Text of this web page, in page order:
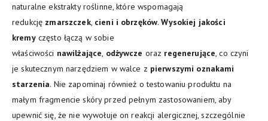
naturalne ekstrakty roślinne, które wspomagają
redukcję zmarszczek, cieni i obrzęków.Wysokiej jakości
kremyczęsto łączą w sobie
właściwości nawilżające, odżywcze oraz regenerujące, co czyni
je skutecznym narzędziem w walce z pierwszymi oznakami
starzenia. Nie zapominaj również o testowaniu produktu na
małym fragmencie skóry przed pełnym zastosowaniem, aby
upewnić się, że nie wywołuje on reakcji alergicznej, szczególnie